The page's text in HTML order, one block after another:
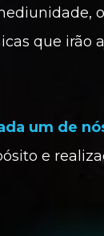
que irão
um de
e